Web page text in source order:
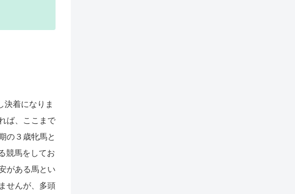
決着になりま
ば、ここまで
の３歳牝馬と
競馬をしてお
がある馬とい
せんが、多頭